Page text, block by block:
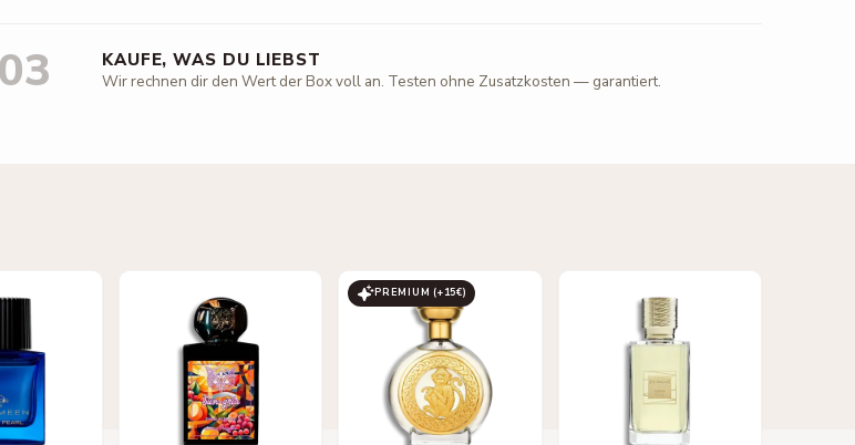
03 KAUFE, WAS DU LIEBST
Wir rechnen dir den Wert der Box voll an. Testen ohne Zusatzkosten — garantiert.
PREMIUM (+15€)